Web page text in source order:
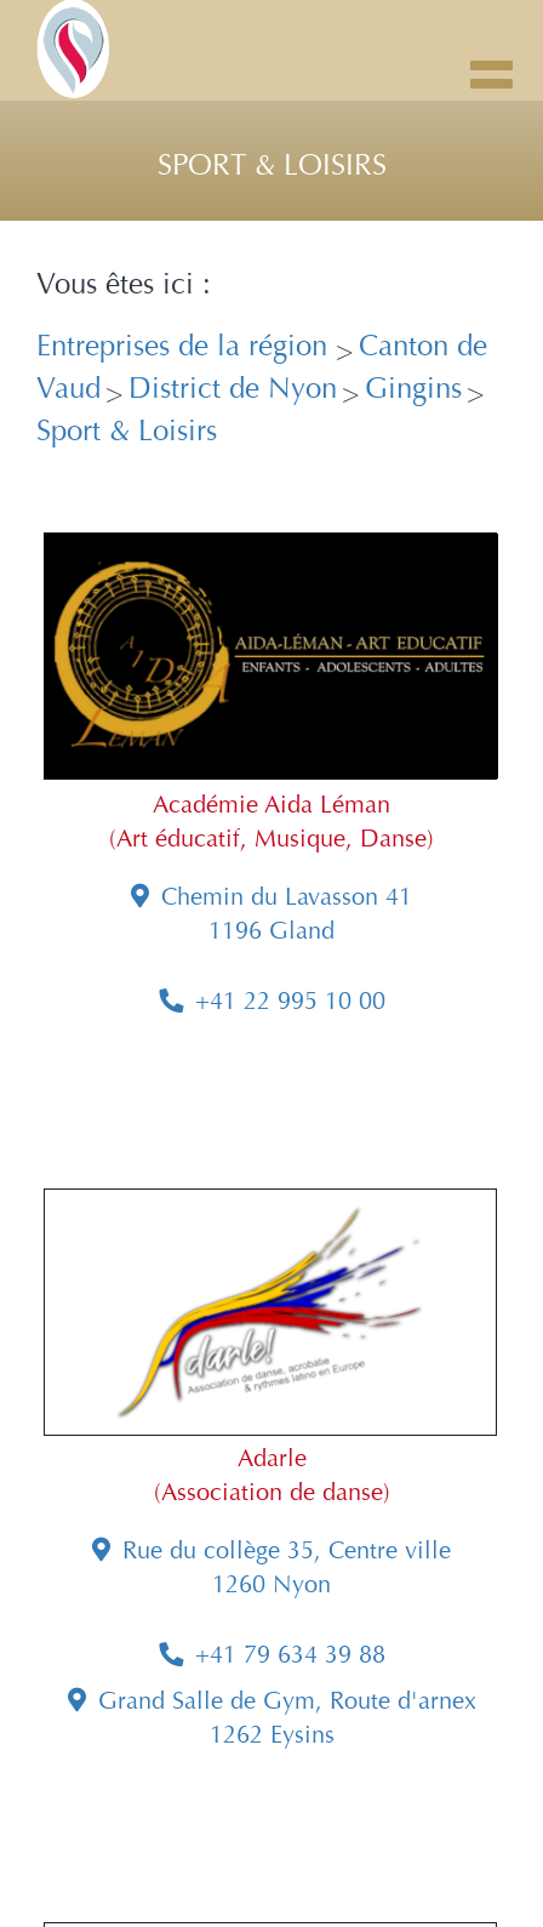
SPORT & LOISIRS
Vous êtes ici :
Entreprises de la région > Canton de
Vaud > District de Nyon > Gingins>
Sport & Loisirs
Académie Aida Léman
(Art éducatif, Musique, Danse)
Chemin du Lavasson 41
1196 Gland
+41 22 995 10 00
Adarle
(Association de danse)
Rue du collège 35, Centre ville
1260 Nyon
+41 79 634 39 88
Grand Salle de Gym, Route d'arnex
1262 Eysins